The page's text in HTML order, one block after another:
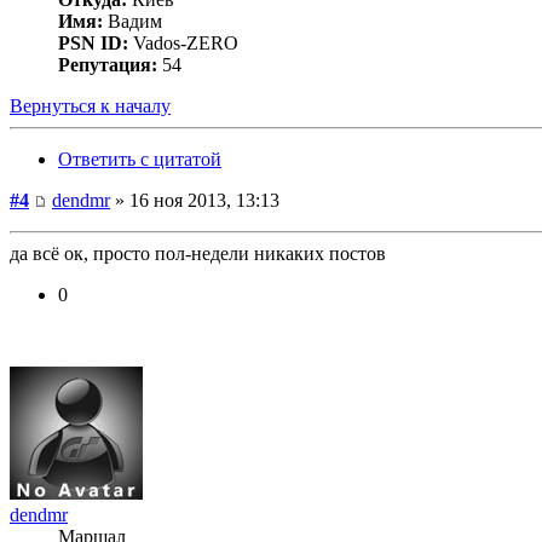
Имя: Вадим
PSN ID: Vados-ZERO
Репутация: 54
Вернуться к началу
Ответить с цитатой
#4
dendmr» 16 ноя 2013, 13:13
да всё ок, просто пол-недели никаких постов
0
dendmr
Маршал